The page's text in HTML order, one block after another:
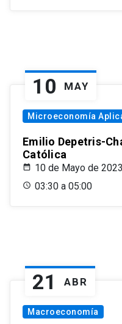
10 MAY
Microeconomía
Emilio Depetris-
Católica
10 de Mayo de 2023
03:30 a 05:00
21 ABR
Macroeconomía